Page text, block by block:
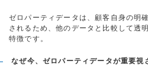
ゼロパーティデータは、顧客自身の明
されるため、他のデータと比較して透
特徴です。
なぜ今、ゼロパーティデータが重要視